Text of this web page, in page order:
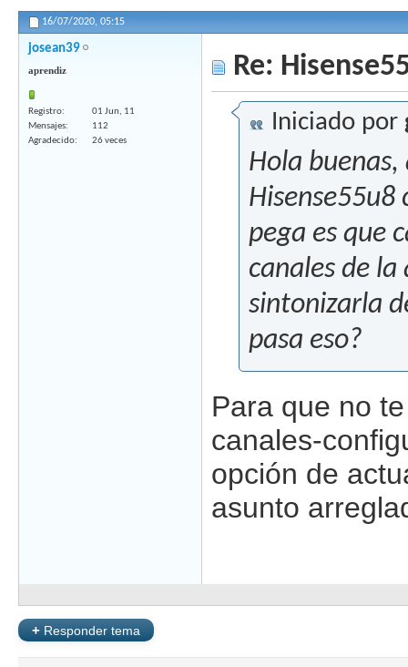
16/07/2020, 05:15
josean39
aprendiz
Registro
01 Jun, 11
Mensajes
112
Agradecido
26 veces
Re:
Iniciado por
Hola
Hisense55u8
pega es que
canales de
sintonizarla
pasa eso?
Para que no
canales-
opción de
asunto
+ Responder tema